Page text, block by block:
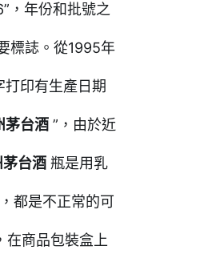
，年份和批號之
標誌。從1995年
打印有生產日期
茅台酒 ”，由於近
茅台酒 瓶是用乳
都是不正常的可
在商品包裝盒上